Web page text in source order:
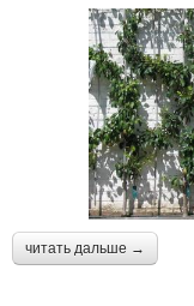
читать дальше →